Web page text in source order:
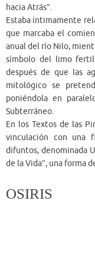
hacia Atrás”.
Estaba íntimamente
que marcaba el
anual del río Nilo,
símbolo del limo
después de que las
mitológico se
poniéndola en
Subterráneo.
En los Textos de las
vinculación con una
difuntos, denominada
de la Vida”, una forma
OSIRIS